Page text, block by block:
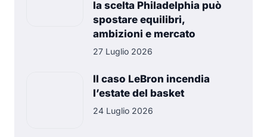
la scelta Philadelphia può
spostare equilibri,
ambizioni e mercato
27 Luglio 2026
Il caso LeBron incendia
l’estate del basket
24 Luglio 2026